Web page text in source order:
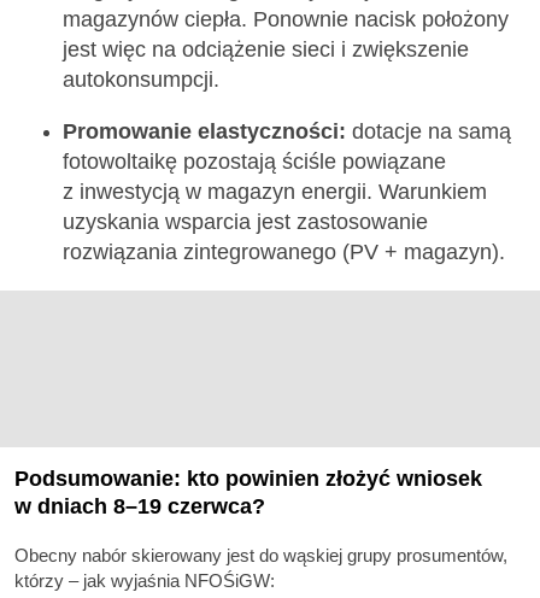
magazynów ciepła. Ponownie nacisk położony
jest więc na odciążenie sieci i zwiększenie
autokonsumpcji.
Promowanie elastyczności: dotacje na samą
fotowoltaikę pozostają ściśle powiązane
z inwestycją w magazyn energii. Warunkiem
uzyskania wsparcia jest zastosowanie
rozwiązania zintegrowanego (PV + magazyn).
Podsumowanie: kto powinien złożyć wniosek
w dniach 8–19 czerwca?
Obecny nabór skierowany jest do wąskiej grupy prosumentów,
którzy – jak wyjaśnia NFOŚiGW: